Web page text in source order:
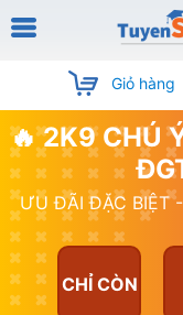
Giỏ hàng
🔥 2K9 CHÚ
ƯU ĐÃI ĐẶC BIỆT
CHỈ CÒN